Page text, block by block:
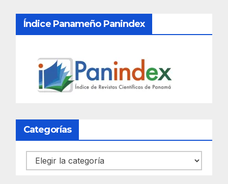
Índice Panameño Panindex
Categorías
Categorías